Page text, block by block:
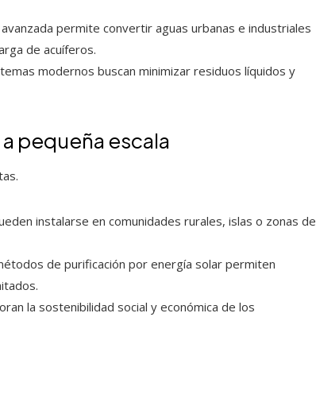
permite convertir aguas urbanas e industriales
de acuíferos.
modernos buscan minimizar residuos líquidos y
pequeña escala
instalarse en comunidades rurales, islas o zonas de
de purificación por energía solar permiten
la sostenibilidad social y económica de los